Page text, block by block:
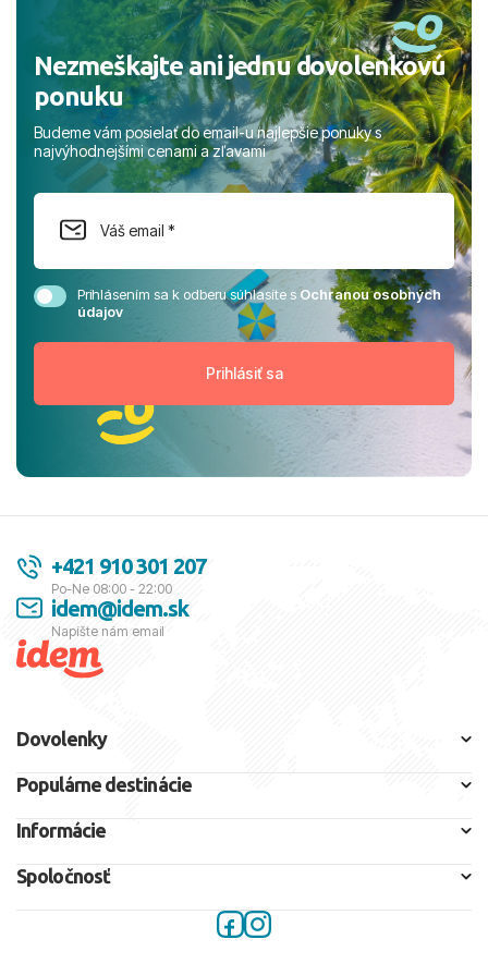
Nezmeškajte ani jednu dovolenkovú
ponuku
Budeme vám posielať do email-u najlepšie ponuky s
najvýhodnejšími cenami a zľavami
Prihlásením sa k odberu súhlasíte sOchranou osobných
údajov
+421 910 301 207
Po-Ne 08:00 - 22:00
idem@idem.sk
Napíšte nám email
Dovolenky
Populárne destinácie
Informácie
Spoločnosť